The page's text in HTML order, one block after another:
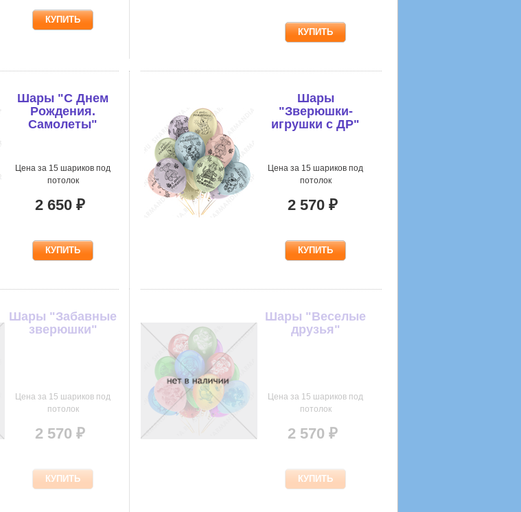
Шары "С Днем
Рождения.
Самолеты"
Цена за 15 шариков под
потолок
2 650 ₽
Шары
"Зверюшки-
игрушки с ДР"
Цена за 15 шариков под
потолок
2 570 ₽
Шары "Забавные
зверюшки"
Цена за 15 шариков под
потолок
2 570 ₽
Шары "Веселые
друзья"
Цена за 15 шариков под
потолок
2 570 ₽